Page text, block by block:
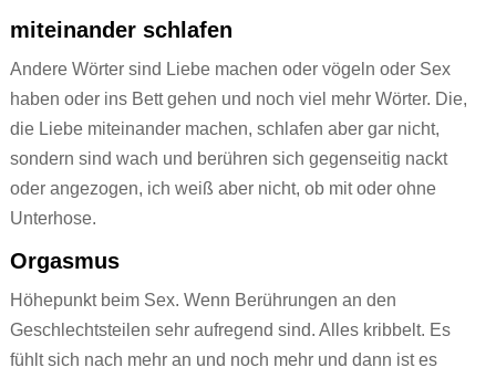
miteinander schlafen
Andere Wörter sind Liebe machen oder vögeln oder Sex
haben oder ins Bett gehen und noch viel mehr Wörter. Die,
die Liebe miteinander machen, schlafen aber gar nicht,
sondern sind wach und berühren sich gegenseitig nackt
oder angezogen, ich weiß aber nicht, ob mit oder ohne
Unterhose.
Orgasmus
Höhepunkt beim Sex. Wenn Berührungen an den
Geschlechtsteilen sehr aufregend sind. Alles kribbelt. Es
fühlt sich nach mehr an und noch mehr und dann ist es